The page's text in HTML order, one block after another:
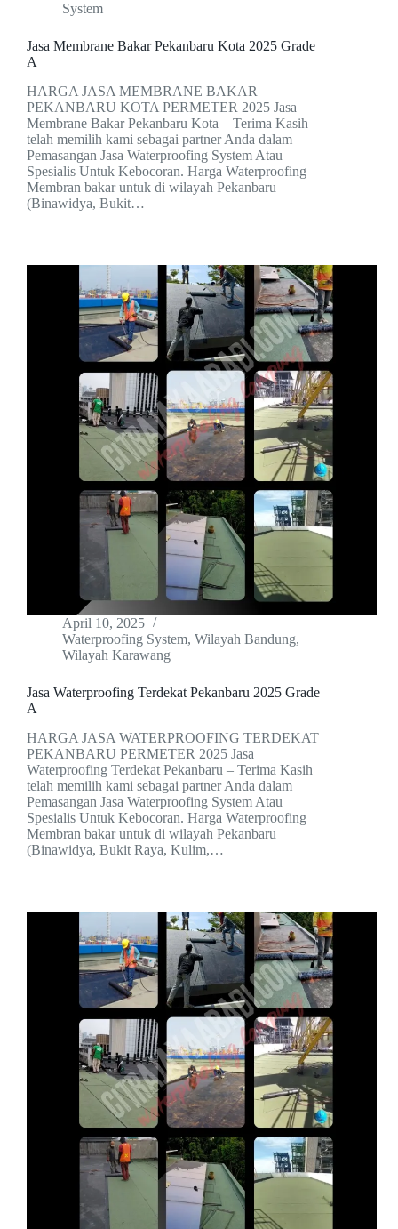
System
Jasa Membrane Bakar Pekanbaru Kota 2025 Grade
A
HARGA JASA MEMBRANE BAKAR
PEKANBARU KOTA PERMETER 2025 Jasa
Membrane Bakar Pekanbaru Kota – Terima Kasih
telah memilih kami sebagai partner Anda dalam
Pemasangan Jasa Waterproofing System Atau
Spesialis Untuk Kebocoran. Harga Waterproofing
Membran bakar untuk di wilayah Pekanbaru
(Binawidya, Bukit…
April 10, 2025
Waterproofing System, Wilayah Bandung,
Wilayah Karawang
Jasa Waterproofing Terdekat Pekanbaru 2025 Grade
A
HARGA JASA WATERPROOFING TERDEKAT
PEKANBARU PERMETER 2025 Jasa
Waterproofing Terdekat Pekanbaru – Terima Kasih
telah memilih kami sebagai partner Anda dalam
Pemasangan Jasa Waterproofing System Atau
Spesialis Untuk Kebocoran. Harga Waterproofing
Membran bakar untuk di wilayah Pekanbaru
(Binawidya, Bukit Raya, Kulim,…